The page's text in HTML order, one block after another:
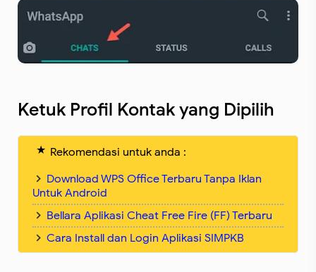
Ketuk Profil Kontak yang Dipilih
Rekomendasi untuk anda :
Download WPS Office Terbaru Tanpa Iklan
Untuk Android
Bellara Aplikasi Cheat Free Fire (FF) Terbaru
Cara Install dan Login Aplikasi SIMPKB